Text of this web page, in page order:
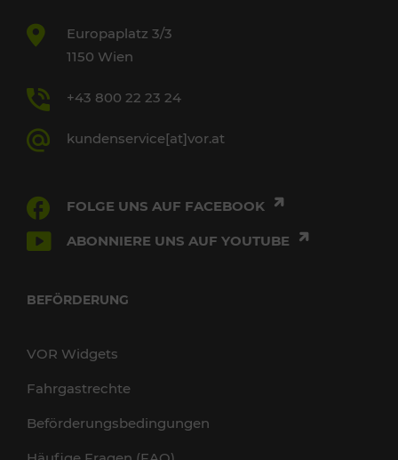
Europaplatz 3/3
1150 Wien
+43 800 22 23 24
kundenservice[at]vor.at
FOLGE UNS AUF FACEBOOK
ABONNIERE UNS AUF YOUTUBE
BEFÖRDERUNG
VOR Widgets
Fahrgastrechte
Beförderungsbedingungen